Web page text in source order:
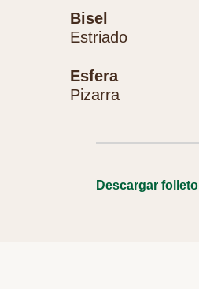
Bisel
Estriado
Esfera
Pizarra
Descargar folleto